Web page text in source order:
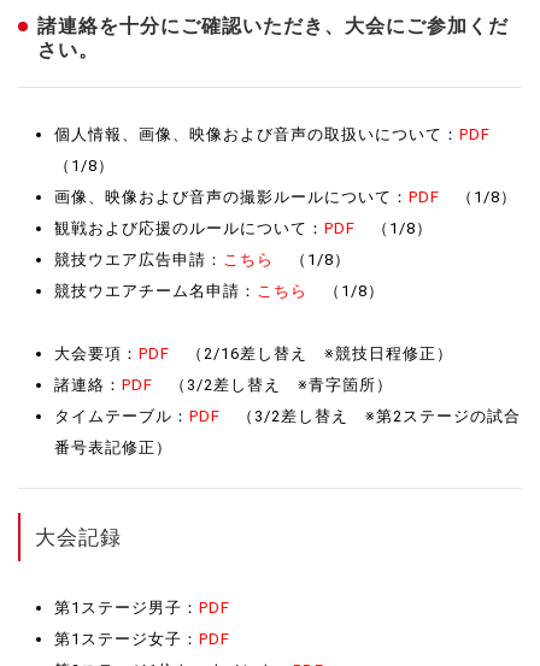
諸連絡を十分にご確認いただき、大会にご参加くだ
さい。
個人情報、画像、映像および音声の取扱いについて： PDF
（1/8）
画像、映像および音声の撮影ルールについて： PDF （1/8）
観戦および応援のルールについて： PDF （1/8）
競技ウエア広告申請： こちら
（1/8）
競技ウエアチーム名申請： こちら （1/8）
大会要項： PDF （2/16差し替え ※競技日程修正）
諸連絡： PDF （3/2差し替え ※青字箇所）
タイムテーブル： PDF （3/2差し替え ※第2ステージの試合
番号表記修正）
大会記録
第1ステージ男子： PDF
第1ステージ女子： PDF